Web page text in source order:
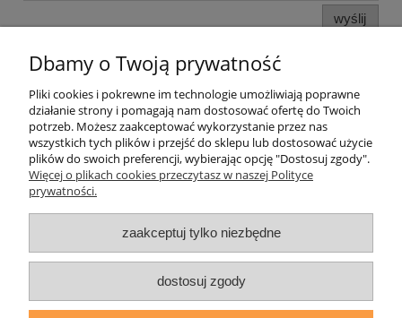
wyślij
Pomoc
Moje konto
Informacje
O nas
Dbamy o Twoją prywatność
Pliki cookies i pokrewne im technologie umożliwiają poprawne
działanie strony i pomagają nam dostosować ofertę do Twoich
potrzeb. Możesz zaakceptować wykorzystanie przez nas
wszystkich tych plików i przejść do sklepu lub dostosować użycie
plików do swoich preferencji, wybierając opcję "Dostosuj zgody".
Więcej o plikach cookies przeczytasz w naszej Polityce
prywatności.
zaakceptuj tylko niezbędne
dostosuj zgody